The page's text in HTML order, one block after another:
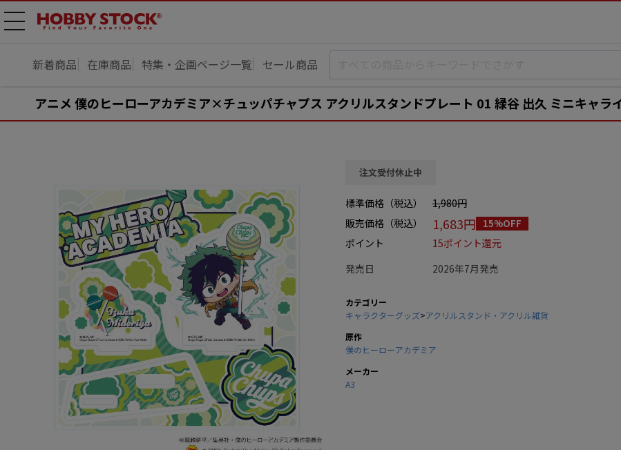
メニ
新着商品 在庫商品 特集・企画ページ一覧 セール商品
アニメ 僕のヒーローアカデミア×チュッパチャプス アクリルスタンドプレート 01 緑谷 出久 ミニキャラ
注文受付休止中
標準価格（税込）
1,980円
販売価格（税込）
1,683円 15%OFF
ポイント
15ポイント還元
発売日
2026年7月発売
カテゴリー
キャラクターグッズ>アクリルスタンド・アクリル雑貨
原作
僕のヒーローアカデミア
メーカー
A3